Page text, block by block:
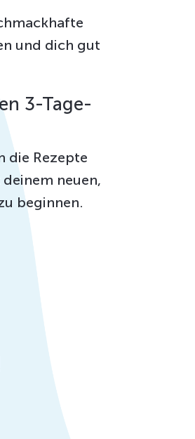
und dich gut
3-Tage-
die Rezepte
neuen,
beginnen.